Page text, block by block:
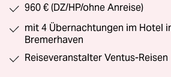
960 € (DZ/HP/ohne Anreise)
mit 4 Übernachtungen im Hotel
Bremerhaven
Reiseveranstalter Ventus-Reisen